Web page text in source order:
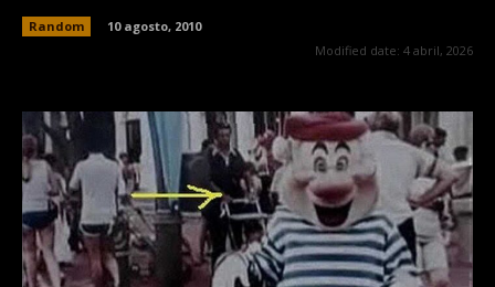
Random
10 agosto, 2010
Modified date: 4 abril, 2026